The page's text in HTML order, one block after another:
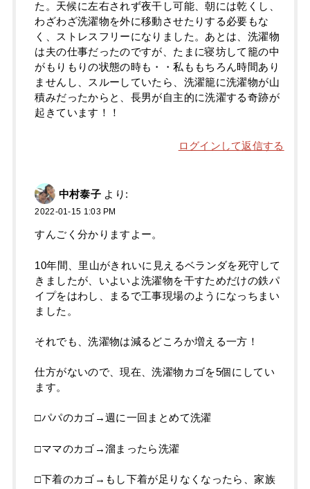
た。天候に左右されず夜干し可能、朝には乾くし、
わざわざ洗濯物を外に移動させたりする必要もな
く、ストレスフリーになりました。あとは、洗濯物
は夫の仕事だったのですが、たまに寝坊して籠の中
がもりもりの状態の時も・・私ももちろん時間あり
ませんし、スルーしていたら、洗濯籠に洗濯物が山
積みだったからと、長男が自主的に洗濯する奇跡が
起きています！！
ログインして返信する
中村泰子 より:
2022-01-15 1:03 PM
すんごく分かりますよー。
10年間、里山がきれいに見えるベランダを死守して
きましたが、いよいよ洗濯物を干すためだけの鉄パ
イプをはわし、まるで工事現場のようになっちまい
ました。
それでも、洗濯物は減るどころか増える一方！
仕方がないので、現在、洗濯物カゴを5個にしてい
ます。
□パパのカゴ→週に一回まとめて洗濯
□ママのカゴ→溜まったら洗濯
□下着のカゴ→もし下着が足りなくなったら、家族